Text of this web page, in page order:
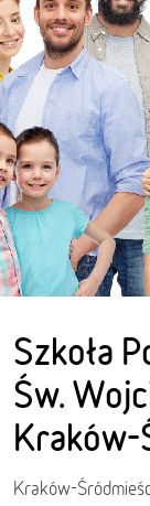
Szkoła
Św.
Kraków-
Kraków-